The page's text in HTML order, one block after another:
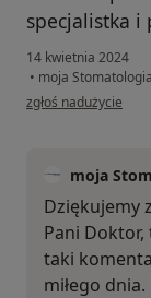
specjalistka i
14 kwietnia 2024
• moja
w opinii użytkownika
zgłoś nadużycie
moja
Dziękujemy
Pani
taki
miłego